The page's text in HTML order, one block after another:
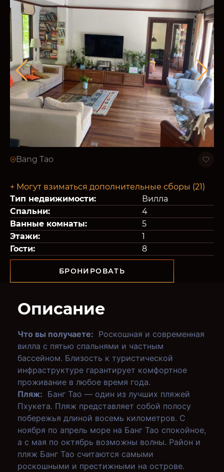
Bang Tao
+ Могут взиматься дополнительные сборы (21)
Тип недвижимости:
Вилла
Спальни:
4
Ванные комнаты:
5
Этажи:
1
Гости:
8
БРОНИРОВАТЬ
Описание
Что вы получаете: Роскошная и современная
вилла с пятью спальнями и частным
бассейном. Близость к туристической
инфраструктуре гарантирует комфортное
проживание в любое время года.
Пляж: Банг Тао — один из лучших пляжей
Пхукета. Пляж представляет собой полосу
побережья длиной восемь километров. С
ноября по апрель море на Банг Тао спокойное,
а с мая по октябрь возможны волны. Район и
пляж Банг Тао считаются самыми
роскошными и престижными на острове.